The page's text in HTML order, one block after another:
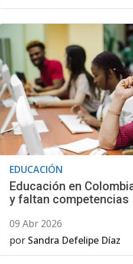
EDUCACIÓN
Educación en
y faltan competencias
09 Abr 2026
por Sandra Defelipe Díaz